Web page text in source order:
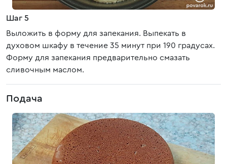
Шаг 5
Выложить в форму для запекания. Выпекать в
духовом шкафу в течение 35 минут при 190 градусах.
Форму для запекания предварительно смазать
сливочным маслом.
Подача